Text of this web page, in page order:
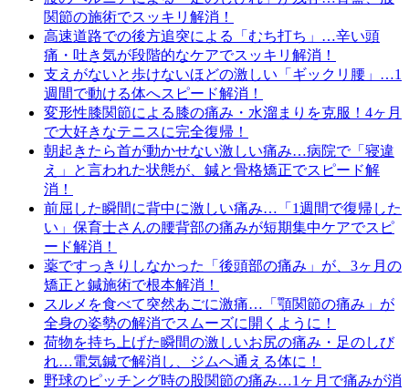
関節の施術でスッキリ解消！
高速道路での後方追突による「むち打ち」…辛い頭
痛・吐き気が段階的なケアでスッキリ解消！
支えがないと歩けないほどの激しい「ギックリ腰」…1
週間で動ける体へスピード解消！
変形性膝関節による膝の痛み・水溜まりを克服！4ヶ月
で大好きなテニスに完全復帰！
朝起きたら首が動かせない激しい痛み…病院で「寝違
え」と言われた状態が、鍼と骨格矯正でスピード解
消！
前屈した瞬間に背中に激しい痛み…「1週間で復帰した
い」保育士さんの腰背部の痛みが短期集中ケアでスピ
ード解消！
薬ですっきりしなかった「後頭部の痛み」が、3ヶ月の
矯正と鍼施術で根本解消！
スルメを食べて突然あごに激痛…「顎関節の痛み」が
全身の姿勢の解消でスムーズに開くように！
荷物を持ち上げた瞬間の激しいお尻の痛み・足のしび
れ…電気鍼で解消し、ジムへ通える体に！
野球のピッチング時の股関節の痛み…1ヶ月で痛みが消